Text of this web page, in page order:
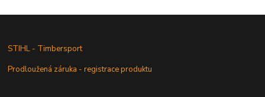
STIHL - Timbersport
Prodloužená záruka - registrace produktu